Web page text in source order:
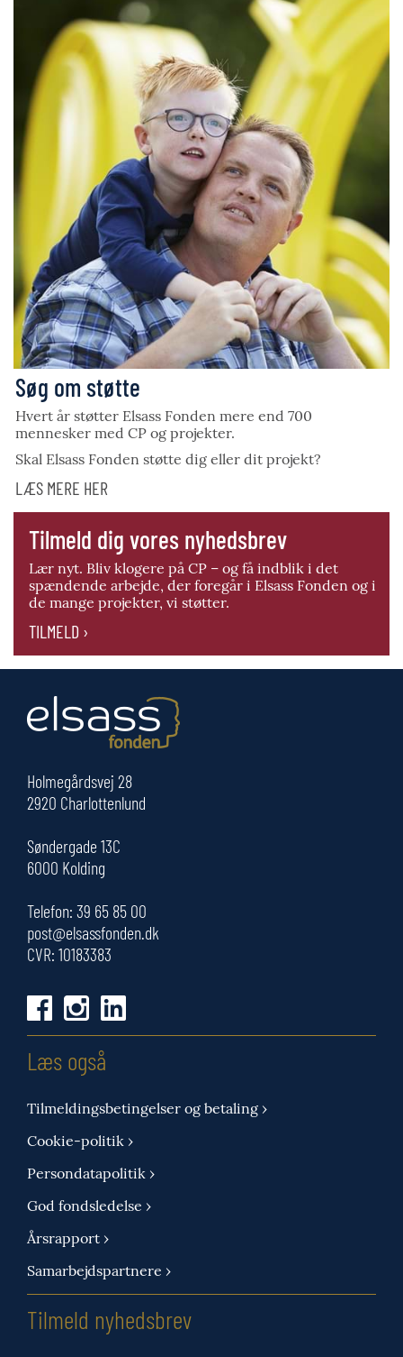
Søg om støtte
Hvert år støtter Elsass Fonden mere end 700
mennesker med CP og projekter.
Skal Elsass Fonden støtte dig eller dit projekt?
LÆS MERE HER
Tilmeld dig vores nyhedsbrev
Lær nyt. Bliv klogere på CP – og få indblik i det
spændende arbejde, der foregår i Elsass Fonden og i
de mange projekter, vi støtter.
TILMELD ›
Holmegårdsvej 28
2920 Charlottenlund
Søndergade 13C
6000 Kolding
Telefon: 39 65 85 00
post@elsassfonden.dk
CVR: 10183383
Læs også
Tilmeldingsbetingelser og betaling ›
Cookie-politik ›
Persondatapolitik ›
God fondsledelse ›
Årsrapport ›
Samarbejdspartnere ›
Tilmeld nyhedsbrev